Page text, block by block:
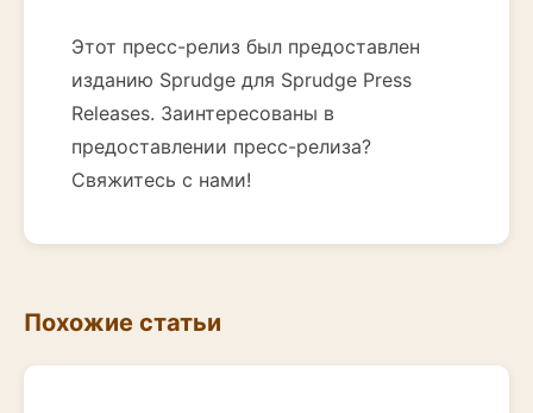
Этот пресс-релиз был предоставлен
изданию Sprudge для Sprudge Press
Releases. Заинтересованы в
предоставлении пресс-релиза?
Свяжитесь с нами!
Похожие статьи